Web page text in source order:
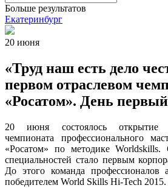
Больше результатов
Екатеринбург
20 июня
«Труд наш есть дело
первом отраслевом
«Росатом». День первый
20 июня состоялось открытие
чемпионата профессионального
«Росатом» по методике Worldskills.
специальностей стало первым
До этого команда профессионалов
победителем World Skills Hi-Tech 2015.